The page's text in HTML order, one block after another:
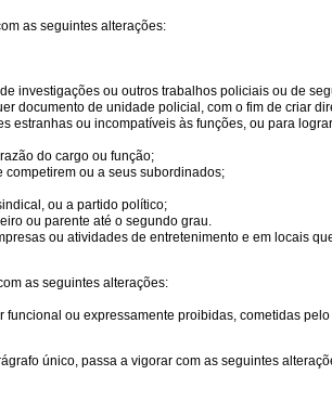
as seguintes alterações:
investigações ou outros trabalhos policiais ou de
documento de unidade policial, com o fim de criar
estranhas ou incompatíveis às funções, ou para
do cargo ou função;
ou a seus subordinados;
ou a partido político;
ou parente até o segundo grau.
ou atividades de entretenimento e em locais
as seguintes alterações:
ou expressamente proibidas, cometidas
único, passa a vigorar com as seguintes